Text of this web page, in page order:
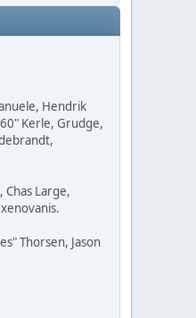
Hendrik
Kerle, Grudge,
Large,
Thorsen, Jason